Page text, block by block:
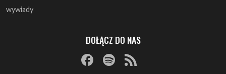
© 1997 - 2025 ArtRock.pl - Wszelkie prawa zastrzeżone.